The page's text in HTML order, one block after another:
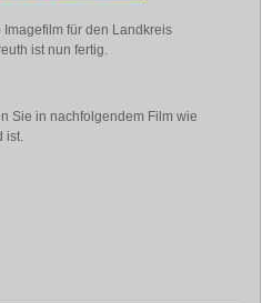
Imagefilm für den Landkreis
ist nun fertig.
Sie in nachfolgendem Film wie
ist.